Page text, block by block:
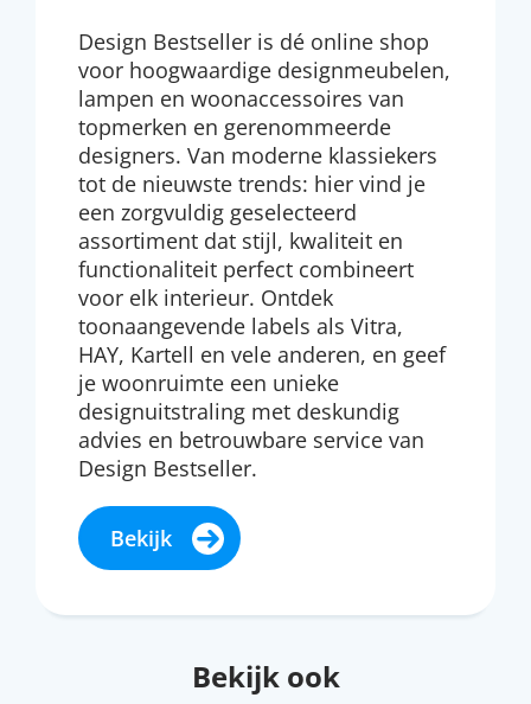
Design Bestseller is dé online shop
voor hoogwaardige designmeubelen,
lampen en woonaccessoires van
topmerken en gerenommeerde
designers. Van moderne klassiekers
tot de nieuwste trends: hier vind je
een zorgvuldig geselecteerd
assortiment dat stijl, kwaliteit en
functionaliteit perfect combineert
voor elk interieur. Ontdek
toonaangevende labels als Vitra,
HAY, Kartell en vele anderen, en geef
je woonruimte een unieke
designuitstraling met deskundig
advies en betrouwbare service van
Design Bestseller.
Bekijk
Bekijk ook